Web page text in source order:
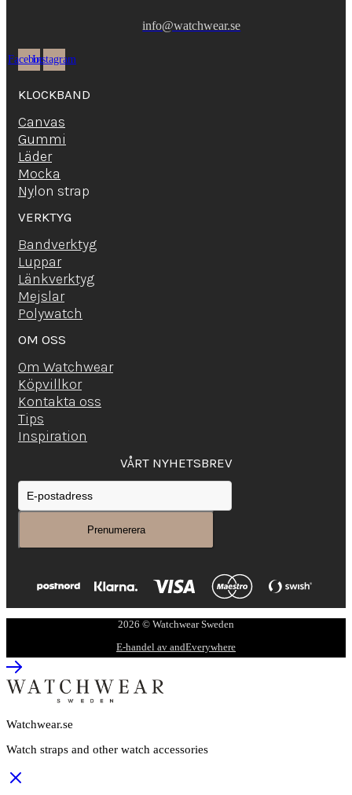
info@watchwear.se
FacebookInstagram
KLOCKBAND
Canvas
Gummi
Läder
Mocka
Nylon strap
VERKTYG
Bandverktyg
Luppar
Länkverktyg
Mejslar
Polywatch
OM OSS
Om Watchwear
Köpvillkor
Kontakta oss
Tips
Inspiration
VÅRT NYHETSBREV
2026 © Watchwear Sweden
E-handel av andEverywhere
Watchwear.se
Watch straps and other watch accessories